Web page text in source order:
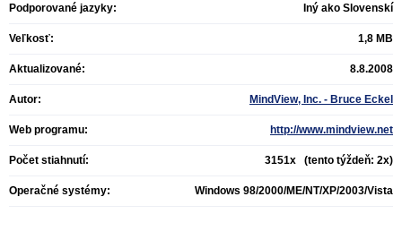
Podporované jazyky: Iný ako Slovenskí
Veľkosť: 1,8 MB
Aktualizované: 8.8.2008
Autor: MindView, Inc. - Bruce Eckel
Web programu: http://www.mindview.net
Počet stiahnutí: 3151x (tento týždeň: 2x)
Operačné systémy: Windows 98/2000/ME/NT/XP/2003/Vista